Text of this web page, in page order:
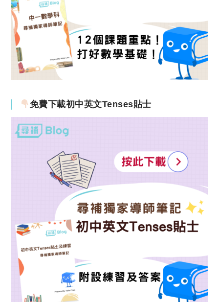
免費下載初中英文Tenses貼士